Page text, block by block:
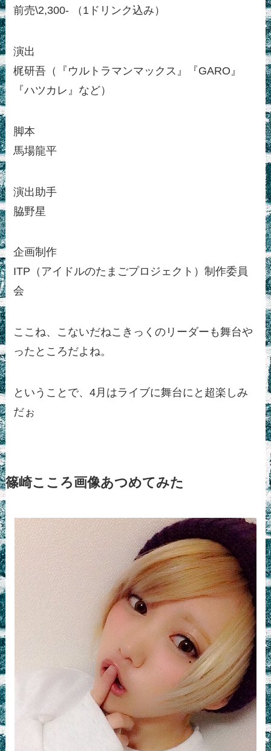
前売\2,300- （1ドリンク込み）
演出
梶研吾（『ウルトラマンマックス』『GARO』
『ハツカレ』など）
脚本
馬場龍平
演出助手
脇野星
企画制作
ITP（アイドルのたまごプロジェクト）制作委員
会
ここね、こないだねこきっくのリーダーも舞台や
ったところだよね。
ということで、4月はライブに舞台にと超楽しみ
だぉ
篠崎こころ画像あつめてみた